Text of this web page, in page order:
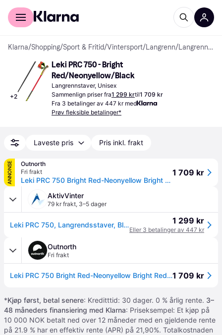
For kunder
Klarna/Shopping/Sport & Fritid/Vintersport/Langrenn/ Langrennstaver
+2
Leki PRC 750 - Bright
Red/Neonyellow/Black
Langrennstaver, Unisex
Sammenlign priser fra1 299 krtil1 709 kr
Fra 3 betalinger av 447 kr med
Prøv fleksible betalinger*
Laveste pris Pris inkl. frakt
ANNONSE
Outnorth
Fri frakt
Leki PRC 750 Bright Red-Neonyellow Bright Red/Neon Yellow 135 cm
1 709 kr
AktivVinter
79 kr frakt, 3–5 dager
Leki PRC 750, Langrendsstaver, Black/Anthracite 1 299 kr
Eller 3 betalinger av 447 kr
Outnorth
Fri frakt
Leki PRC 750 Bright Red-Neonyellow Bright Red/Neon Yellow 135 cm1 709 kr
*Kjøp først, betal senere: Kreditttid: 30 dager. 0 % årlig rente. 3–
48 måneders finansiering med Klarna: Priseksempel: Et kjøp på
10 000 NOK betalt ned over 12 måneder med en gjeldende rente
på 21.9 % har en effektiv rente (APR) på 21,90%. Totalkostnaden